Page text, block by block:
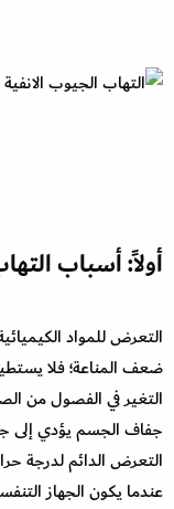
أولاً: أسباب
التعرض للمواد
ضعف المناعة؛ فلا
التغير في الفصول من
جفاف الجسم يؤدي إلى
التعرض الدائم لدرجة
عندما يكون الجهاز